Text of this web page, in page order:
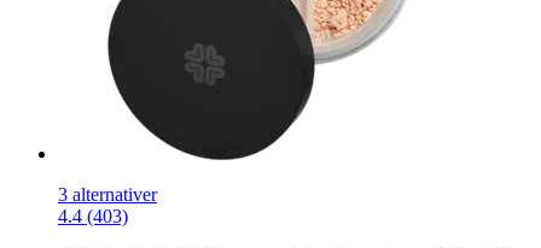
3 alternativer
4.4 (403)